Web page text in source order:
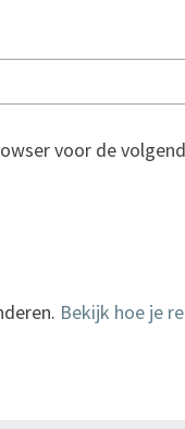
voor de
Bekijk hoe je